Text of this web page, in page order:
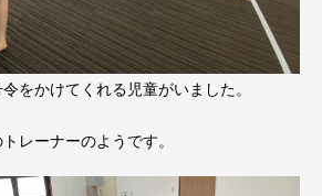
をかけてくれる児童がいました。
レーナーのようです。